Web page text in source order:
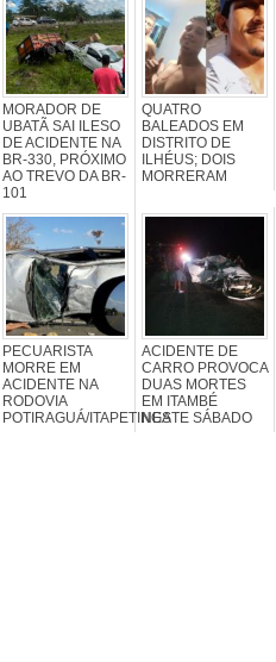
MORADOR DE
UBATÃ SAI ILESO
DE ACIDENTE NA
BR-330, PRÓXIMO
AO TREVO DA BR-
101
QUATRO
BALEADOS EM
DISTRITO DE
ILHÉUS; DOIS
MORRERAM
PECUARISTA
MORRE EM
ACIDENTE NA
RODOVIA
POTIRAGUÁ/ITAPETINGA
ACIDENTE DE
CARRO PROVOCA
DUAS MORTES
EM ITAMBÉ
NESTE SÁBADO